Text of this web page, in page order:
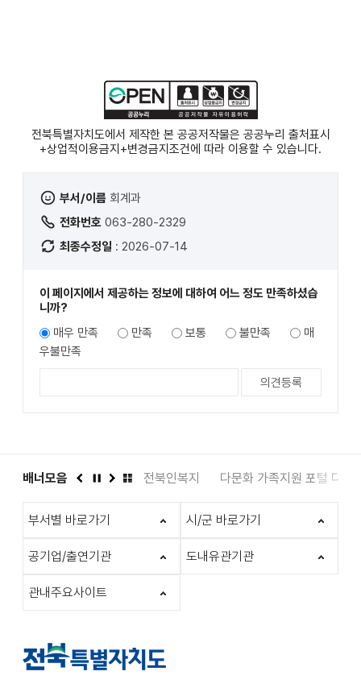
전북특별자치도에서 제작한 본 공공저작물은 공공누리 출처표시
+상업적이용금지+변경금지 조건에 따라 이용할 수 있습니다.
부서/이름 회계과
전화번호 063-280-2329
최종수정일 : 2026-07-14
이 페이지에서 제공하는 정보에 대하여 어느 정도 만족하셨습
니까?
매우 만족
만족 보통 불만족
매
우불만족
배너모음
서관 인권상담 1331 전북인복지 다문화 가족지원 포털 다누
부서별 바로가기 시/군 바로가기
공기업/출연기관 도내유관기관
관내주요사이트